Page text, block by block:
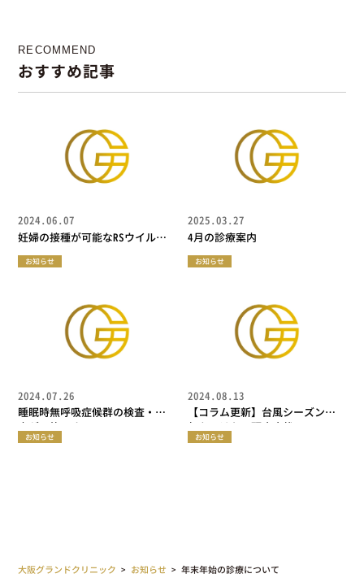
RECOMMEND
おすすめ記事
妊婦の接種が可能なRSウイルス
ワクチン「アブリスボ筋注用®️」
を入荷
2024.06.07
お知らせ
4月の診療案内
2025.03.27
お知らせ
睡眠時無呼吸症候群の検査・診
察が可能です
2024.07.26
お知らせ
【コラム更新】台風シーズンに
気をつけたい頭痛症状
2024.08.13
お知らせ
大阪グランドクリニック > お知らせ >年末年始の診療について